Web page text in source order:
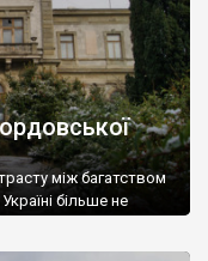
між багатством
більше не